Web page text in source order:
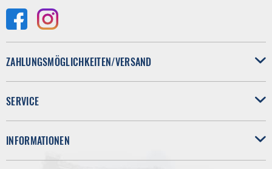
ZAHLUNGSMÖGLICHKEITEN/VERSAND
SERVICE
INFORMATIONEN